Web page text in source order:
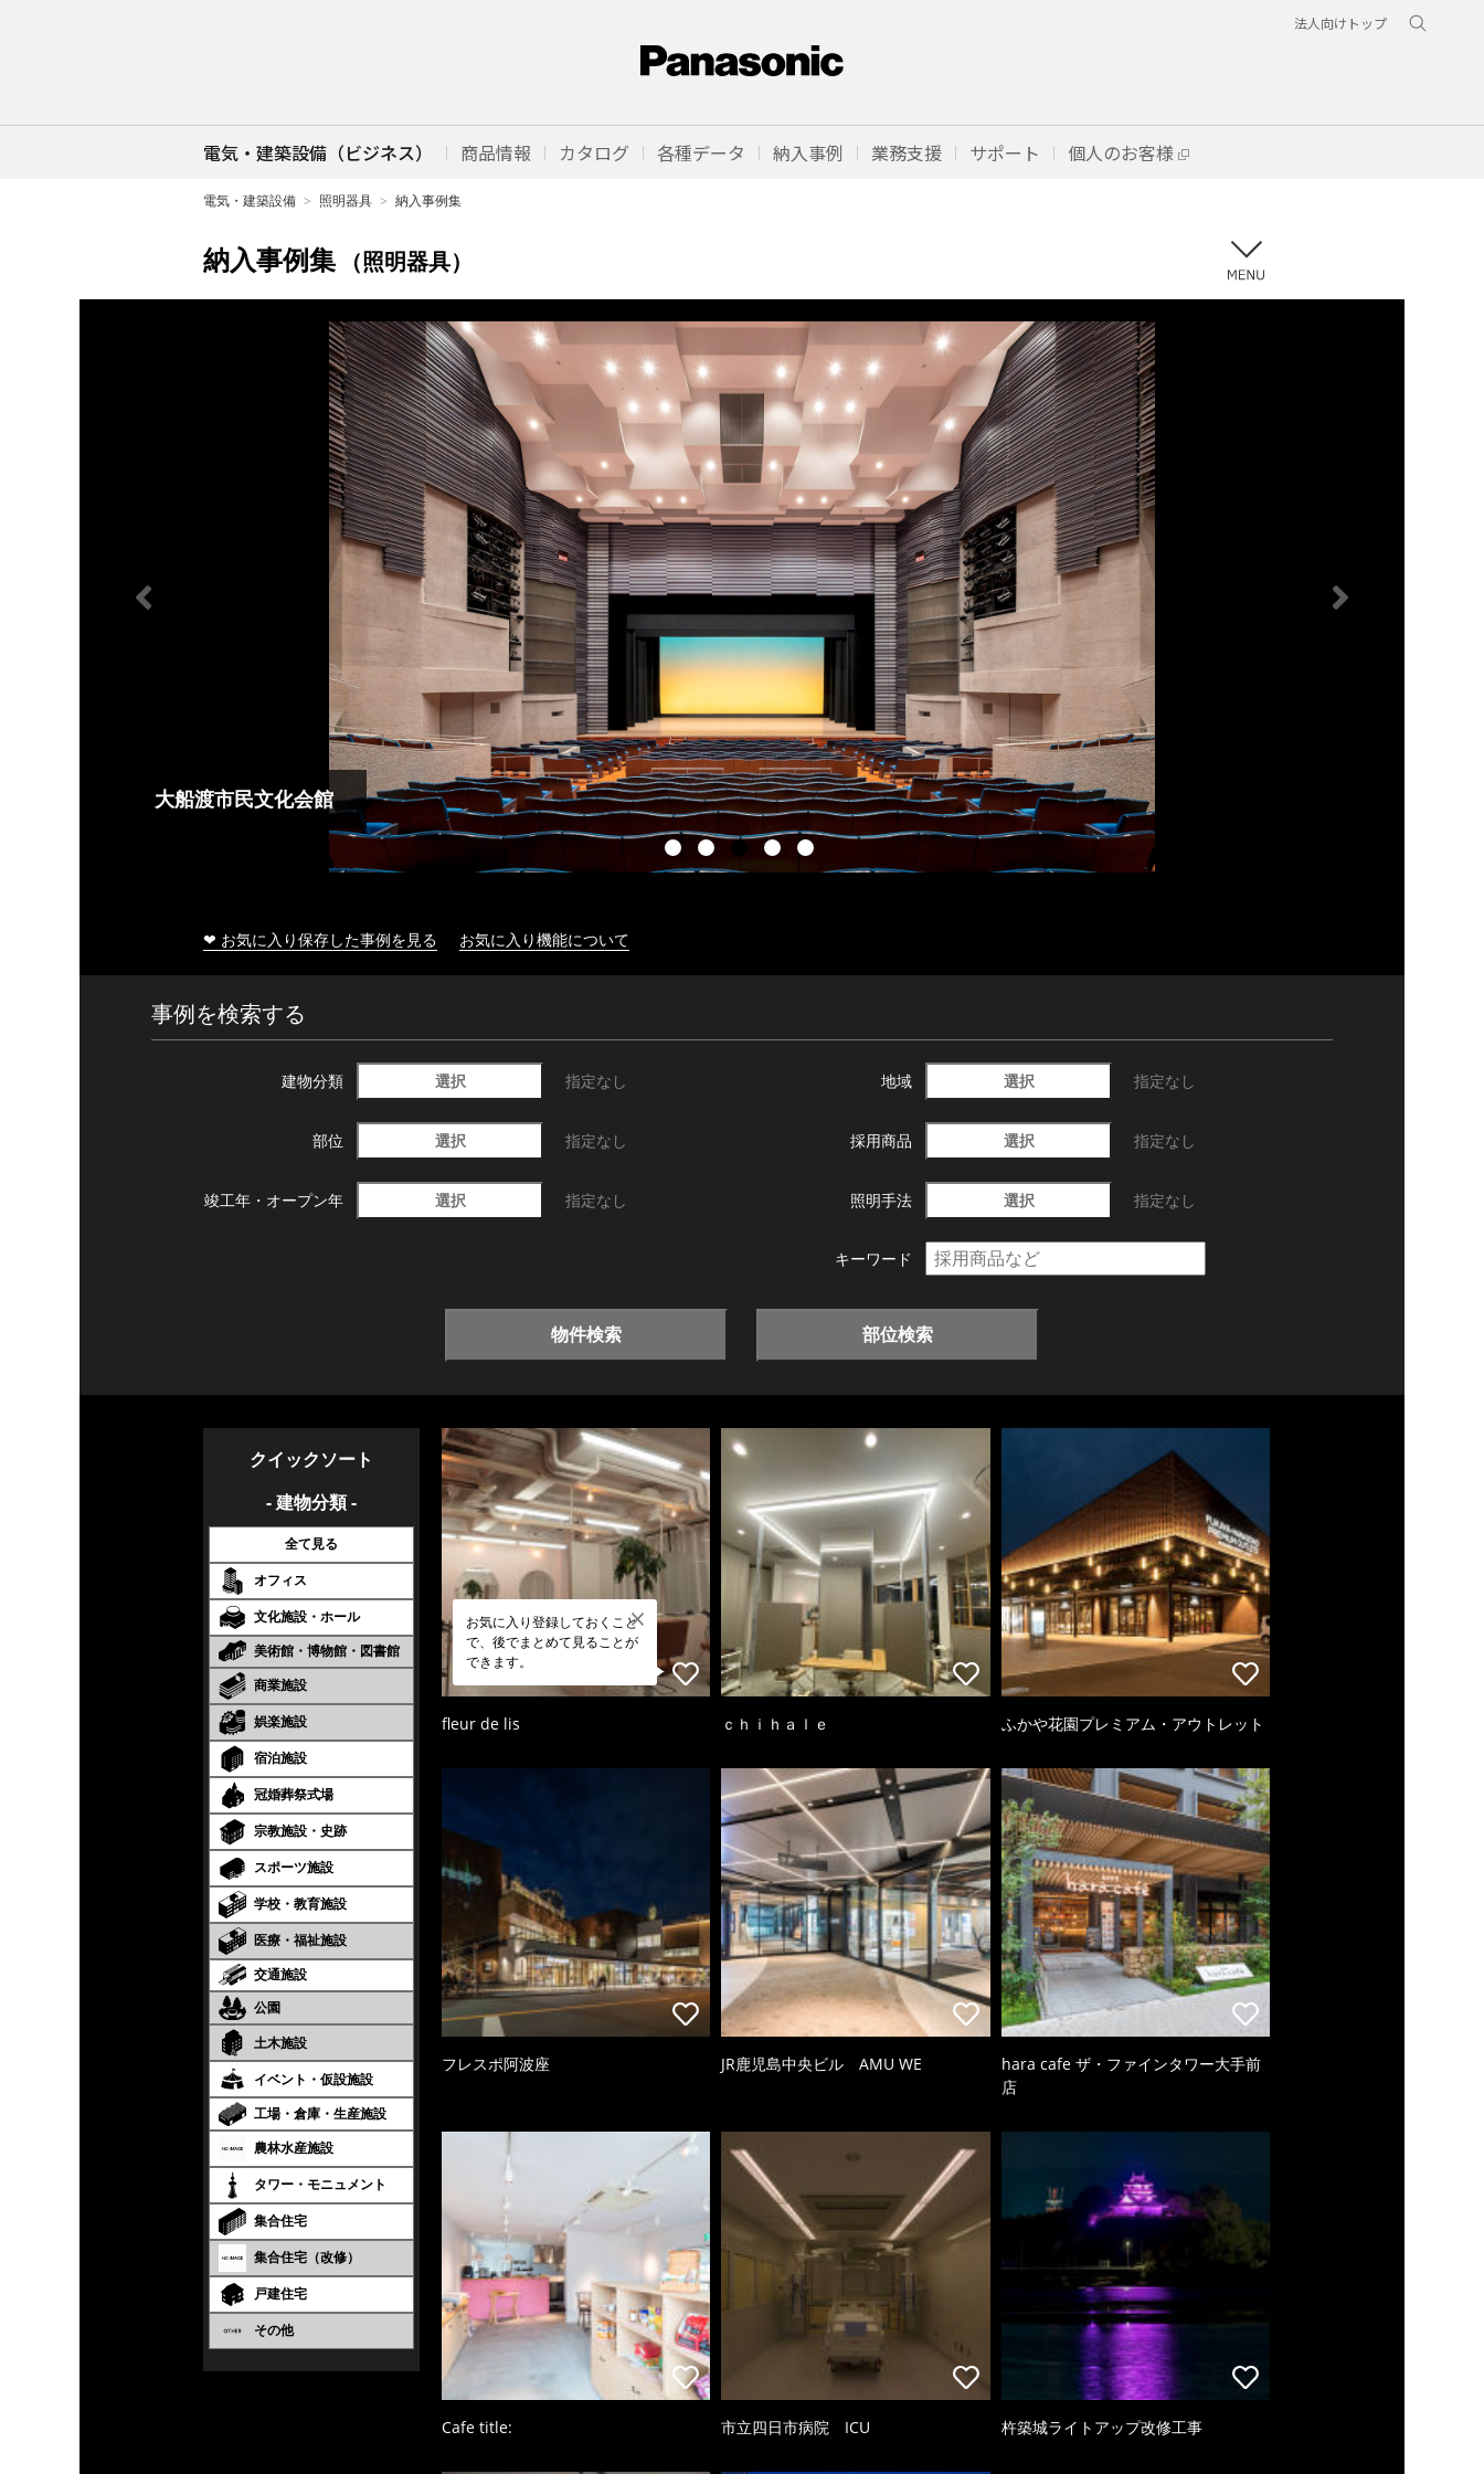
法人向けトップ
電気・建築設備（ビジネス） 商品情報 カタログ 各種データ 納入事例 業務支援 サポート 個人のお客様
電気・建築設備 照明器具 納入事例集
納入事例集 （照明器具）
大船渡市民文化会館
❤ お気に入り保存した事例を見る お気に入り機能について
事例を検索する
建物分類 選択 指定なし 地域 選択 指定なし
部位 選択 指定なし 採用商品 選択 指定なし
竣工年・ オープン年 選択 指定なし 照明手法 選択 指定なし
キーワード
物件検索 部位検索
クイックソート
- 建物分類 -
全て見る
オフィス
文化施設・ホール
美術館・博物館・図書館
商業施設
娯楽施設
宿泊施設
冠婚葬祭式場
宗教施設・史跡
スポーツ施設
学校・教育施設
医療・福祉施設
交通施設
公園
土木施設
イベント・仮設施設
工場・倉庫・生産施設
農林水産施設
タワー・モニュメント
集合住宅
集合住宅（改修）
戸建住宅
その他
お気に入り登録しておくこと
で、後でまとめて見ることが
できます。
fleur de lis ｃｈｉｈａｌｅ ふかや花園プレミアム・アウトレット
フレスポ阿波座 JR鹿児島中央ビル AMU WE
hara cafe ザ・ファインタワー大手前
店
Cafe title: 市立四日市病院 ICU 杵築城ライトアップ改修工事